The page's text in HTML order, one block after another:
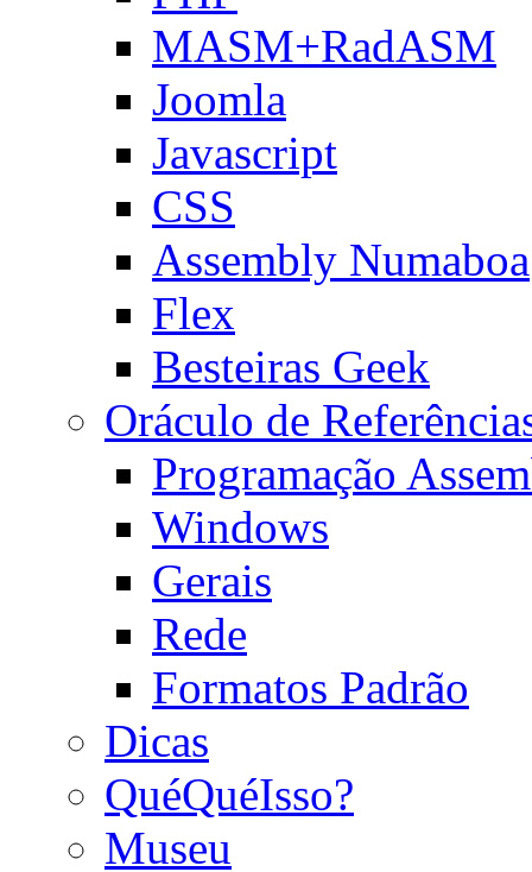
MASM+RadASM
Joomla
Javascript
CSS
Assembly Numaboa
Flex
Besteiras Geek
Oráculo de
Programação
Windows
Gerais
Rede
Formatos Padrão
Dicas
QuéQuéIsso?
Museu